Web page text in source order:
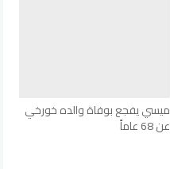
ميسي يفجع بوفاة والده خورخي
عن 68 عاماً